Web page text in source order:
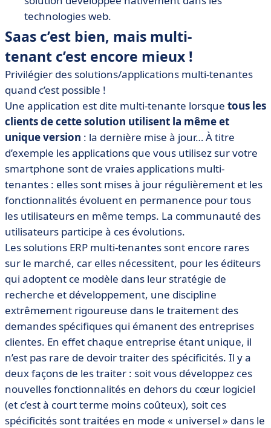
technologies web.
Saas c’est bien, mais multi-
tenant c’est encore mieux !
Privilégier des solutions/applications multi-tenantes
quand c’est possible !
Une application est dite multi-tenante lorsque tous les
clients de cette solution utilisent la même et
unique version : la dernière mise à jour… À titre
d’exemple les applications que vous utilisez sur votre
smartphone sont de vraies applications multi-
tenantes : elles sont mises à jour régulièrement et les
fonctionnalités évoluent en permanence pour tous
les utilisateurs en même temps. La communauté des
utilisateurs participe à ces évolutions.
Les solutions ERP multi-tenantes sont encore rares
sur le marché, car elles nécessitent, pour les éditeurs
qui adoptent ce modèle dans leur stratégie de
recherche et développement, une discipline
extrêmement rigoureuse dans le traitement des
demandes spécifiques qui émanent des entreprises
clientes. En effet chaque entreprise étant unique, il
n’est pas rare de devoir traiter des spécificités. Il y a
deux façons de les traiter : soit vous développez ces
nouvelles fonctionnalités en dehors du cœur logiciel
(et c’est à court terme moins coûteux), soit ces
spécificités sont traitées en mode « universel » dans le